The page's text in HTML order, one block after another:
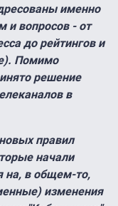
именно
и вопросов - от
до рейтингов и
Помимо
решение
в
правил
начали
на, в общем-то,
изменения